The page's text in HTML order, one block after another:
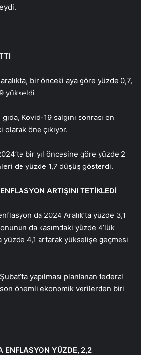
bir önceki aya göre yüzde 0,7,
yükseldi.
Kovid-19 salgını sonrası en
öne çıkıyor.
bir yıl öncesine göre yüzde 2
de yüzde 1,7 düşüş gösterdi.
ARTIŞINI TETİKLEDİ
da 2024 Aralık’ta yüzde 3,1
da kasımdaki yüzde 4’lük
yüzde 4,1 artarak yükselişe geçmesi
yapılması planlanan federal
önemli ekonomik verilerden biri
ENFLASYON YÜZDE, 2,2